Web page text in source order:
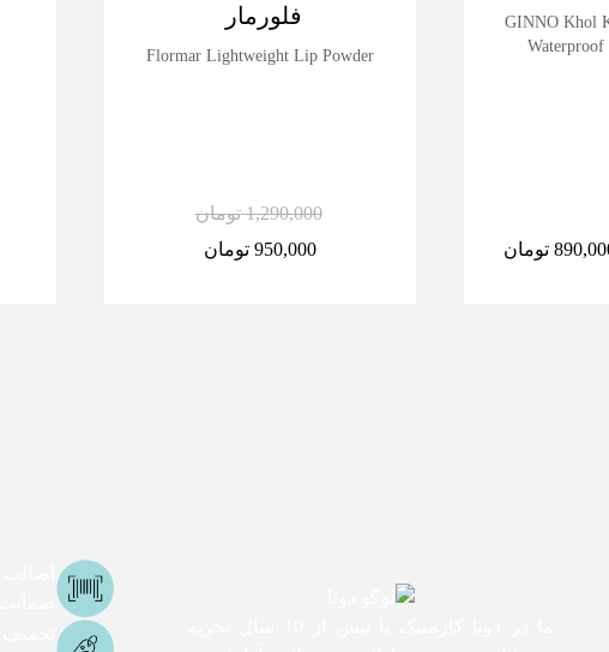
GINNO Khol
Waterproof
تومان
فلورمار
Flormar Lightweight Lip Powder
1,290,000 تومان
950,000 تومان